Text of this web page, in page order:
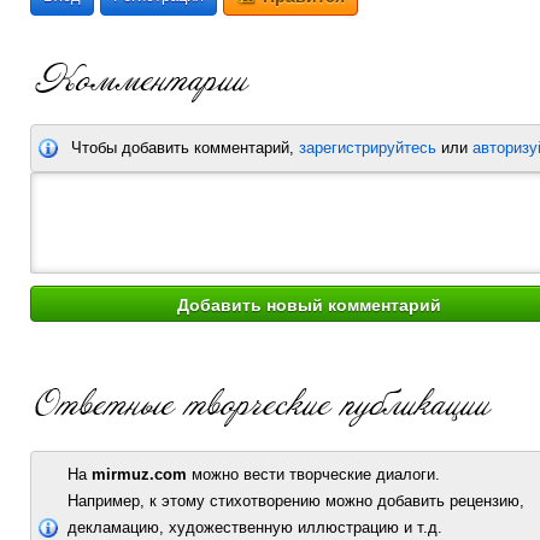
Чтобы добавить комментарий, зарегистрируйтесь или
На mirmuz.com можно вести творческие диалоги.
Например, к этому стихотворению можно добавить рецензию,
декламацию, художественную иллюстрацию и т.д.